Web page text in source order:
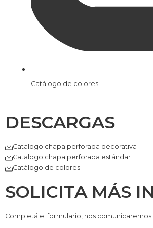
Catálogo de colores
DESCARGAS
Catalogo chapa perforada decorativa
Catalogo chapa perforada estándar
Catálogo de colores
SOLICITA MÁS
Completá el formulario, nos comunicaremos